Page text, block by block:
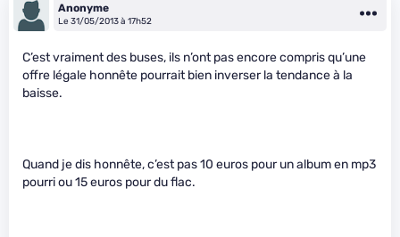
Anonyme
Le 31/05/2013 à 17h52
C’est vraiment des buses, ils n’ont pas encore compris qu’une
offre légale honnête pourrait bien inverser la tendance à la
baisse.
Quand je dis honnête, c’est pas 10 euros pour un album en mp3
pourri ou 15 euros pour du flac.